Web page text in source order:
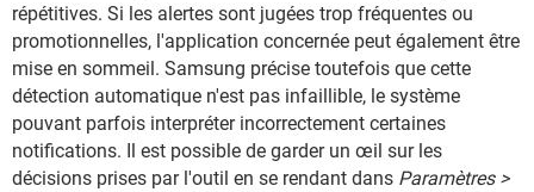
répétitives. Si les alertes sont jugées trop fréquentes ou
promotionnelles, l'application concernée peut également être
mise en sommeil. Samsung précise toutefois que cette
détection automatique n'est pas infaillible, le système
pouvant parfois interpréter incorrectement certaines
notifications. Il est possible de garder un œil sur les
décisions prises par l'outil en se rendant dans Paramètres >